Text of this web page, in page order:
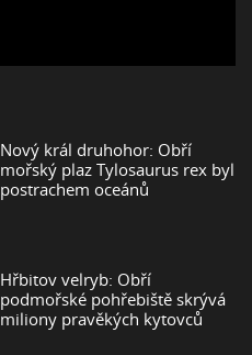
Nový král druhohor: Obří
mořský plaz Tylosaurus rex byl
postrachem oceánů
Hřbitov velryb: Obří
podmořské pohřebiště skrývá
miliony pravěkých kytovců